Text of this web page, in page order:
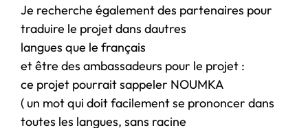
Je recherche également des partenaires pour
traduire le projet dans dautres
langues que le français
et être des ambassadeurs pour le projet :
ce projet pourrait sappeler NOUMKA
( un mot qui doit facilement se prononcer dans
toutes les langues, sans racine